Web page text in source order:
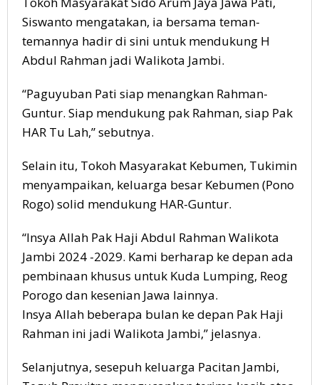
Siswanto mengatakan, ia bersama teman-
temannya hadir di sini untuk mendukung H
Abdul Rahman jadi Walikota Jambi.
“Paguyuban Pati siap menangkan Rahman-
Guntur. Siap mendukung pak Rahman, siap Pak
HAR Tu Lah,” sebutnya.
Selain itu, Tokoh Masyarakat Kebumen, Tukimin
menyampaikan, keluarga besar Kebumen (Pono
Rogo) solid mendukung HAR-Guntur.
“Insya Allah Pak Haji Abdul Rahman Walikota
Jambi 2024 -2029. Kami berharap ke depan ada
pembinaan khusus untuk Kuda Lumping, Reog
Porogo dan kesenian Jawa lainnya.
Insya Allah beberapa bulan ke depan Pak Haji
Rahman ini jadi Walikota Jambi,” jelasnya.
Selanjutnya, sesepuh keluarga Pacitan Jambi,